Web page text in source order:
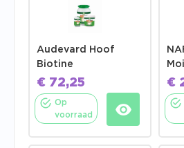
Audevard Hoof
Biotine
€ 72,25
Op
voorraad
€